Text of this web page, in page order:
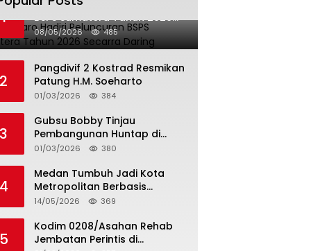
1
Bupati Karo Hadiri Peluncuran
BSPS Sumatera Tahun 2026
Secarra Daring
08/05/2026 485
2
Pangdivif 2 Kostrad Resmikan
Patung H.M. Soeharto
01/03/2026 384
3
Gubsu Bobby Tinjau
Pembangunan Huntap di
Tapteng
01/03/2026 380
4
Medan Tumbuh Jadi Kota
Metropolitan Berbasis
Teknologi
14/05/2026 369
5
Kodim 0208/Asahan Rehab
Jembatan Perintis di